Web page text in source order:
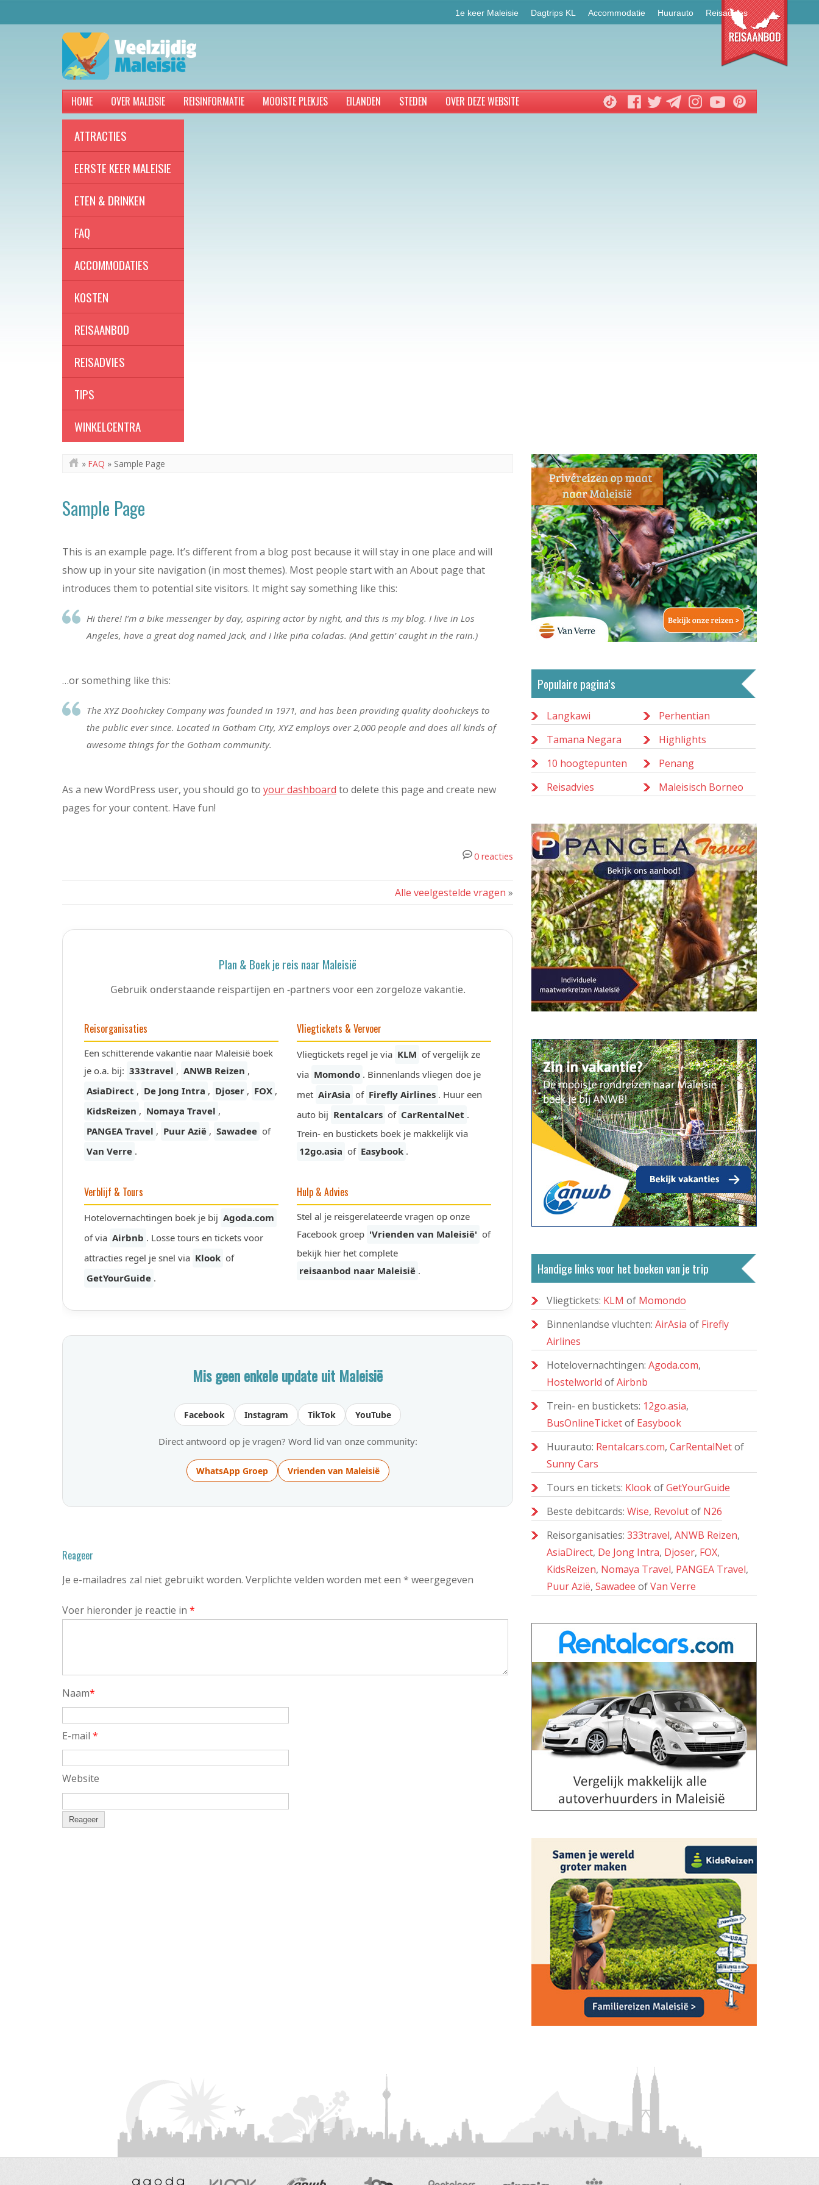
1e keer Maleisie Dagtrips KL Accommodatie Huurauto Reisadvies
HOME OVER MALEISIE REISINFORMATIE MOOISTE PLEKJES EILANDEN STEDEN OVER DEZE WEBSITE
ATTRACTIES
EERSTE KEER MALEISIE
ETEN & DRINKEN
FAQ
ACCOMMODATIES
KOSTEN
REISAANBOD
REISADVIES
TIPS
WINKELCENTRA
» FAQ » Sample Page
Sample Page
This is an example page. It’s different from a blog post because it will stay in one place and will
show up in your site navigation (in most themes). Most people start with an About page that
introduces them to potential site visitors. It might say something like this:
Hi there! I’m a bike messenger by day, aspiring actor by night, and this is my blog. I live in Los
Angeles, have a great dog named Jack, and I like piña coladas. (And gettin’ caught in the rain.)
…or something like this:
The XYZ Doohickey Company was founded in 1971, and has been providing quality doohickeys to
the public ever since. Located in Gotham City, XYZ employs over 2,000 people and does all kinds of
awesome things for the Gotham community.
As a new WordPress user, you should go to your dashboard to delete this page and create new
pages for your content. Have fun!
0 reacties
Alle veelgestelde vragen »
Plan & Boek je reis naar Maleisië
Gebruik onderstaande reispartijen en -partners voor een zorgeloze vakantie.
Reisorganisaties
Een schitterende vakantie naar Maleisië boek
je o.a. bij: 333travel , ANWB Reizen ,
AsiaDirect , De Jong Intra , Djoser , FOX ,
KidsReizen , Nomaya Travel ,
PANGEA Travel , Puur Azië , Sawadee of
Van Verre .
Vliegtickets & Vervoer
Vliegtickets regel je via KLM of vergelijk ze
via Momondo . Binnenlands vliegen doe je
met AirAsia of Firefly Airlines . Huur een
auto bij Rentalcars of CarRentalNet .
Trein- en bustickets boek je makkelijk via
12go.asia of Easybook .
Verblijf & Tours
Hotelovernachtingen boek je bij Agoda.com
of via Airbnb . Losse tours en tickets voor
attracties regel je snel via Klook of
GetYourGuide .
Hulp & Advies
Stel al je reisgerelateerde vragen op onze
Facebook groep 'Vrienden van Maleisië' of
bekijk hier het complete
reisaanbod naar Maleisië .
Mis geen enkele update uit Maleisië
Facebook Instagram TikTok YouTube
Direct antwoord op je vragen? Word lid van onze community:
WhatsApp Groep Vrienden van Maleisië
Reageer
Je e-mailadres zal niet gebruikt worden. Verplichte velden worden met een * weergegeven
Voer hieronder je reactie in *
Naam*
E-mail *
Website
Populaire pagina’s
Langkawi
Perhentian
Tamana Negara
Highlights
10 hoogtepunten
Penang
Reisadvies
Maleisisch Borneo
Handige links voor het boeken van je trip
Vliegtickets: KLM of Momondo
Binnenlandse vluchten: AirAsia of Firefly
Airlines
Hotelovernachtingen: Agoda.com,
Hostelworld ofAirbnb
Trein- en bustickets: 12go.asia,
BusOnlineTicketof Easybook
Huurauto: Rentalcars.com, CarRentalNetof
Sunny Cars
Tours en tickets: KlookofGetYourGuide
Beste debitcards: Wise, Revolutof N26
Reisorganisaties: 333travel, ANWB Reizen,
AsiaDirect, De Jong Intra, Djoser, FOX,
KidsReizen, Nomaya Travel, PANGEA Travel,
Puur Azië, Sawadee ofVan Verre